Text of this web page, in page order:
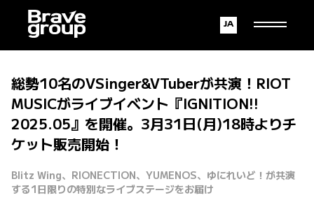
English
Japanese
総勢10名のVSinger&VTuberが共演！RIOT
MUSICがライブイベント『IGNITION!!
2025.05』を開催。3月31日(月)18時よりチ
ケット販売開始！
Blitz Wing、RIONECTION、YUMENOS、ゆにれいど！が共演
する1日限りの特別なライブステージをお届け